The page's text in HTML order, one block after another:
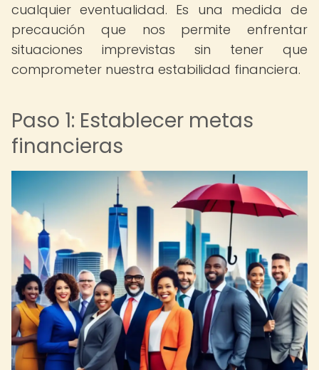
cualquier eventualidad. Es una medida de
precaución que nos permite enfrentar
situaciones imprevistas sin tener que
comprometer nuestra estabilidad financiera.
Paso 1: Establecer metas
financieras